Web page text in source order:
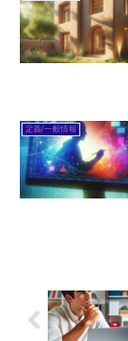
定義/一般情報